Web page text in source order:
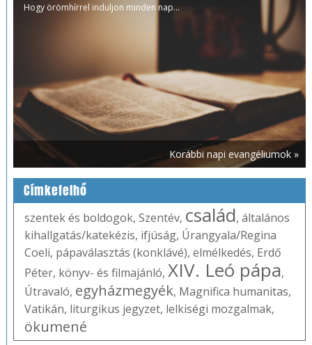
Hogy örömhírrel induljon minden nap...
Korábbi napi evangéliumok »
Címkefelhő
szentek és boldogok, Szentév, család, általános
kihallgatás/katekézis, ifjúság, Úrangyala/Regina
Coeli, pápaválasztás (konklávé), elmélkedés, Erdő
Péter, könyv- és filmajánló, XIV. Leó pápa,
Útravaló, egyházmegyék, Magnifica humanitas,
Vatikán, liturgikus jegyzet, lelkiségi mozgalmak,
ökumené